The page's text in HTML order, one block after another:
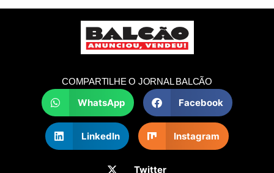
COMPARTILHE O JORNAL BALCÃO
WhatsApp Facebook
LinkedIn Instagram
Twitter